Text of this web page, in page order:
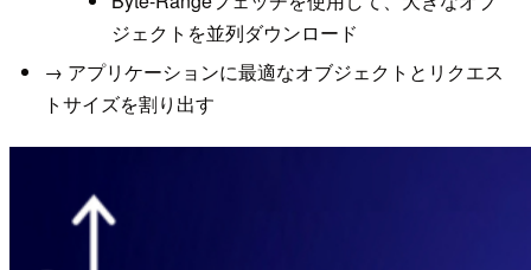
ジェクトを並列ダウンロード
→ アプリケーションに最適なオブジェクトとリクエス
トサイズを割り出す